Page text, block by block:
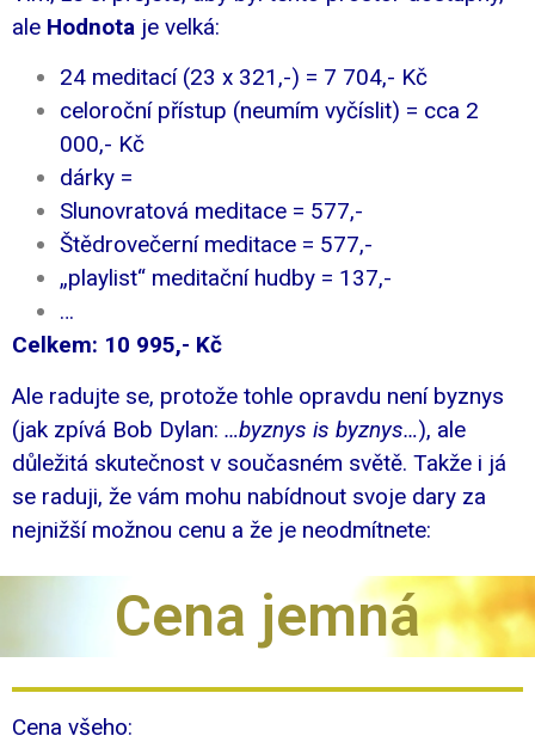
ale Hodnota je velká:
24 meditací (23 x 321,-) = 7 704,- Kč
celoroční přístup (neumím vyčíslit) = cca 2
000,- Kč
dárky =
Slunovratová meditace = 577,-
Štědrovečerní meditace = 577,-
„playlist“ meditační hudby = 137,-
…
Celkem: 10 995,- Kč
Ale radujte se, protože tohle opravdu není byznys
(jak zpívá Bob Dylan: …byznys is byznys…), ale
důležitá skutečnost v současném světě. Takže i já
se raduji, že vám mohu nabídnout svoje dary za
nejnižší možnou cenu a že je neodmítnete:
Cena jemná
Cena všeho: